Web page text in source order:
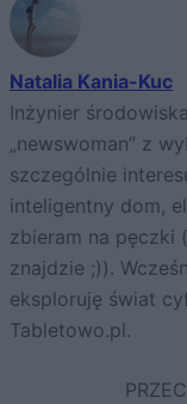
Natalia Kania-Kuc
Inżynier
„newswoman” z
szczególnie
inteligentny dom,
zbieram na pęczki
znajdzie ;)).
eksploruję świat
Tabletowo.pl.